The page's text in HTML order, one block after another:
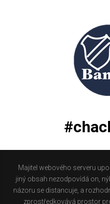
Majitel webového serveru
jiný obsah nezodpovídá on,
názoru se distancuje, a
zprostředkovává prostor